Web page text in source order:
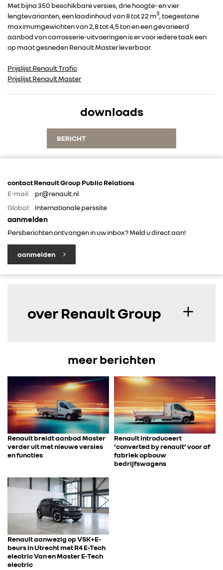
Met bijna 350 beschikbare versies, drie hoogte- en vier
lengtevarianten, een laadinhoud van 8 tot 22 m3 , toegestane
maximumgewichten van 2,8 tot 4,5 ton en een gevarieerd
aanbod van carrosserie-uitvoeringen is er voor iedere taak een
op maat gesneden Renault Master leverbaar.
Prijslijst Renault Trafic
Prijslijst Renault Master
downloads
BERICHT
contact Renault Group Public Relations
E-mail:
pr@renault.nl
Global:
Internationale perssite
aanmelden
Persberichten ontvangen in uw inbox? Meld u direct aan!
aanmelden
over Renault Group
meer berichten
Renault breidt aanbod Master
verder uit met nieuwe versies
en functies
Renault introduceert
‘converted by renault’ voor af
fabriek opbouw
bedrijfswagens
Renault aanwezig op VSK+E-
beurs in Utrecht met R4 E-Tech
electric Van en Master E-Tech
electric